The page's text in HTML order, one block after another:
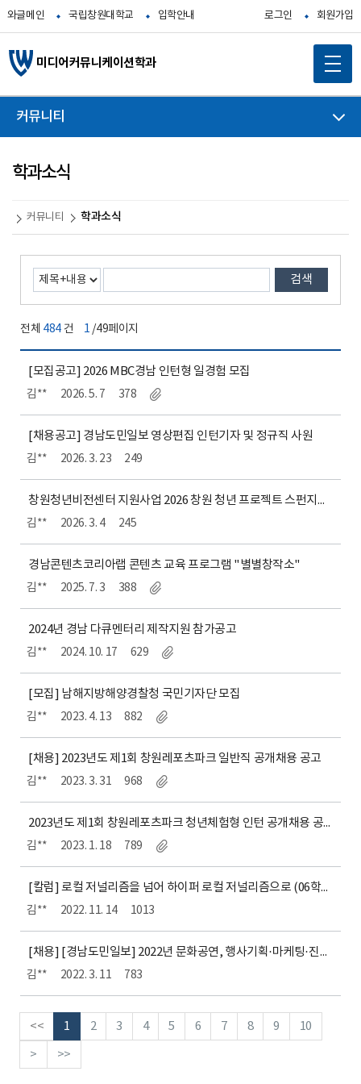
와글메인 국립창원대학교 입학안내 로그인 회원가입
미디어커뮤니케이션학과
커뮤니티
학과소식
커뮤니티 학과소식
검색
전체 484 건 1 /49페이지
[모집공고] 2026 MBC경남 인턴형 일경험 모집
김** 2026. 5. 7 378
[채용공고] 경남도민일보 영상편집 인턴기자 및 정규직 사원
김** 2026. 3. 23 249
창원청년비전센터 지원사업 2026 창원 청년 프로젝트 스펀지파크 패션쇼 팀원 모집
김** 2026. 3. 4 245
경남콘텐츠코리아랩 콘텐츠 교육 프로그램 "별별창작소"
김** 2025. 7. 3 388
2024년 경남 다큐멘터리 제작지원 참가공고
김** 2024. 10. 17 629
[모집] 남해지방해양경찰청 국민기자단 모집
김** 2023. 4. 13 882
[채용] 2023년도 제1회 창원레포츠파크 일반직 공개채용 공고
김** 2023. 3. 31 968
2023년도 제1회 창원레포츠파크 청년체험형 인턴 공개채용 공고
김** 2023. 1. 18 789
[칼럼] 로컬 저널리즘을 넘어 하이퍼 로컬 저널리즘으로 (06학번 도영진)
김** 2022. 11. 14 1013
[채용] [경남도민일보] 2022년 문화공연, 행사기획·마케팅·진행자(신입·경력)를 모집합니다
김** 2022. 3. 11 783
<< 1 2 3 4 5 6 7 8 9 10
> >>